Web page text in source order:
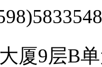
厦9层B